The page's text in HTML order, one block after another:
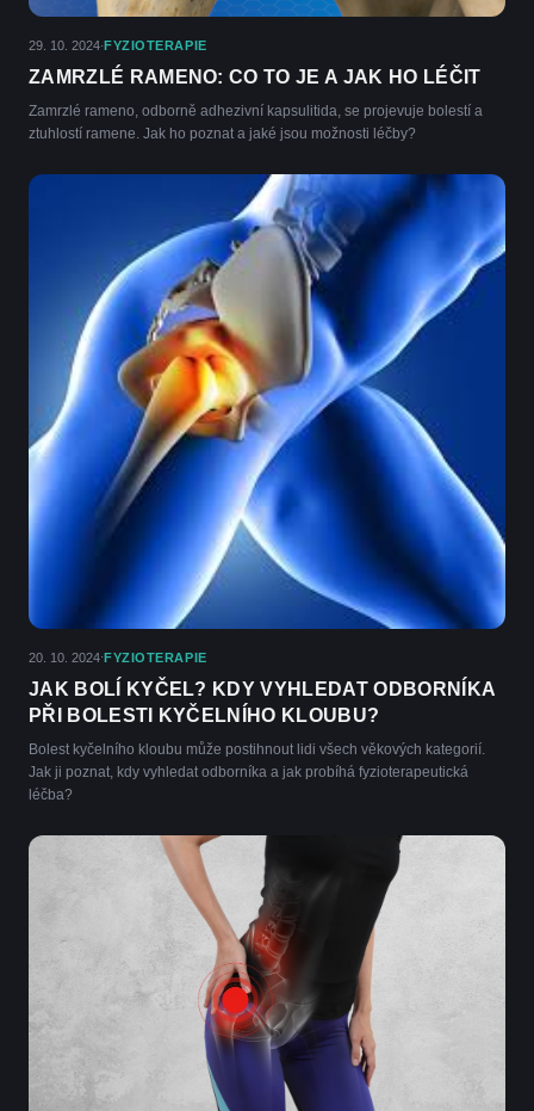
29. 10. 2024·FYZIOTERAPIE
ZAMRZLÉ RAMENO: CO TO JE A JAK HO LÉČIT
Zamrzlé rameno, odborně adhezivní kapsulitida, se projevuje bolestí a
ztuhlostí ramene. Jak ho poznat a jaké jsou možnosti léčby?
20. 10. 2024·FYZIOTERAPIE
JAK BOLÍ KYČEL? KDY VYHLEDAT ODBORNÍKA
PŘI BOLESTI KYČELNÍHO KLOUBU?
Bolest kyčelního kloubu může postihnout lidi všech věkových kategorií.
Jak ji poznat, kdy vyhledat odborníka a jak probíhá fyzioterapeutická
léčba?